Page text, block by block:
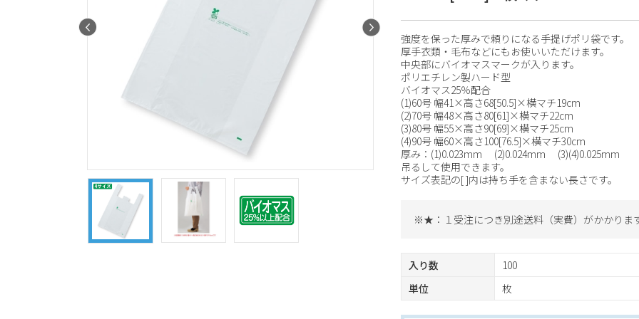
強度を保った厚みで頼りになる手提げポリ袋です。
厚手衣類・毛布などにもお使いいただけます。
中央部にバイオマスマークが入ります。
ポリエチレン製ハード型
バイオマス25％配合
(1)60号 幅41×高さ68[50.5]×横マチ19cm
(2)70号 幅48×高さ80[61]×横マチ22cm
(3)80号 幅55×高さ90[69]×横マチ25cm
(4)90号 幅60×高さ100[76.5]×横マチ30cm
厚み：(1)0.023mm (2)0.024mm (3)(4)0.025mm
吊るして使用できます。
サイズ表記の[ ]内は持ち手を含まない長さです。
※★：１受注につき別途送料（実費）がかかりま
入り数
100
単位
枚